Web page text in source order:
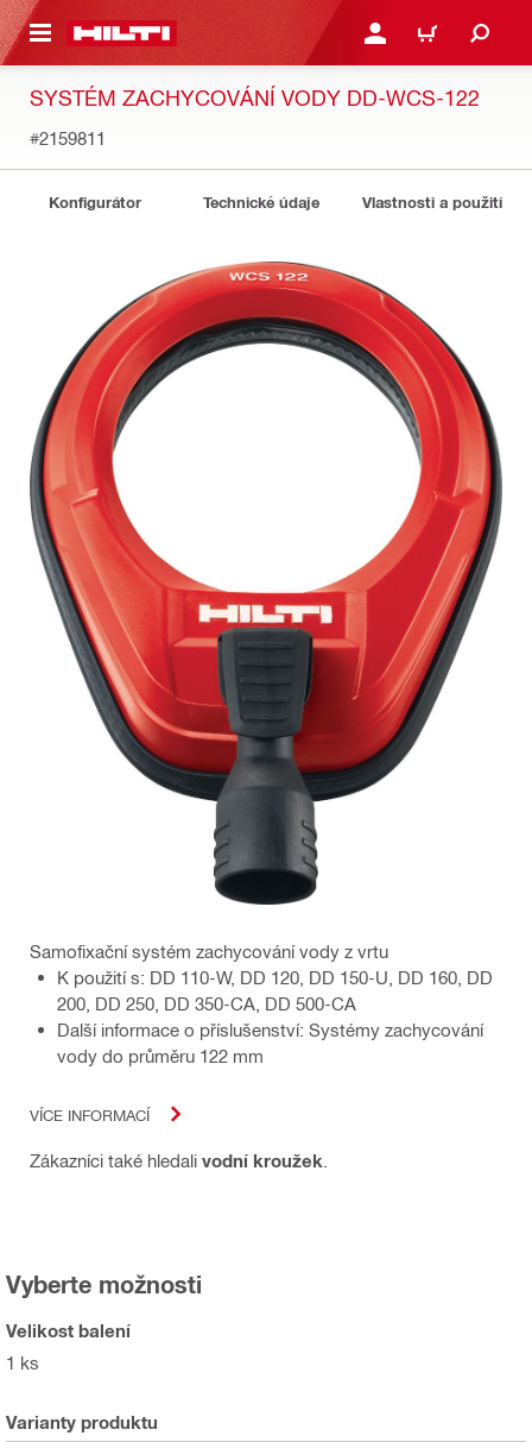
HLAVNÍ OBSAH PŘIHLÁSIT NEBO
KOŠÍK
SYSTÉM ZACHYCOVÁNÍ VODY DD-WCS-122
#2159811
Konfigurátor Technické údaje Vlastnosti a použití
Samofixační systém zachycování vody z vrtu
K použití s: DD 110-W, DD 120, DD 150-U, DD 160, DD
200, DD 250, DD 350-CA, DD 500-CA
Další informace o příslušenství: Systémy zachycování
vody do průměru 122 mm
VÍCE INFORMACÍ
Zákazníci také hledali vodní kroužek
Vyberte možnosti
Velikost balení
1 ks
Varianty produktu